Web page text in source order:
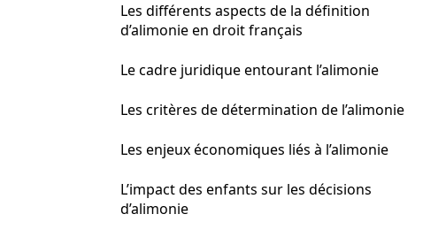
Les différents aspects de la définition
d’alimonie en droit français
Le cadre juridique entourant l’alimonie
Les critères de détermination de l’alimonie
Les enjeux économiques liés à l’alimonie
L’impact des enfants sur les décisions
d’alimonie